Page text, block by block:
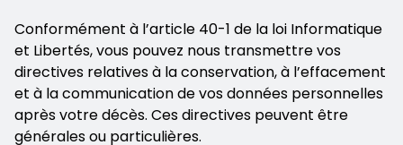
Conformément à l’article 40-1 de la loi Informatique
et Libertés, vous pouvez nous transmettre vos
directives relatives à la conservation, à l’effacement
et à la communication de vos données personnelles
après votre décès. Ces directives peuvent être
générales ou particulières.